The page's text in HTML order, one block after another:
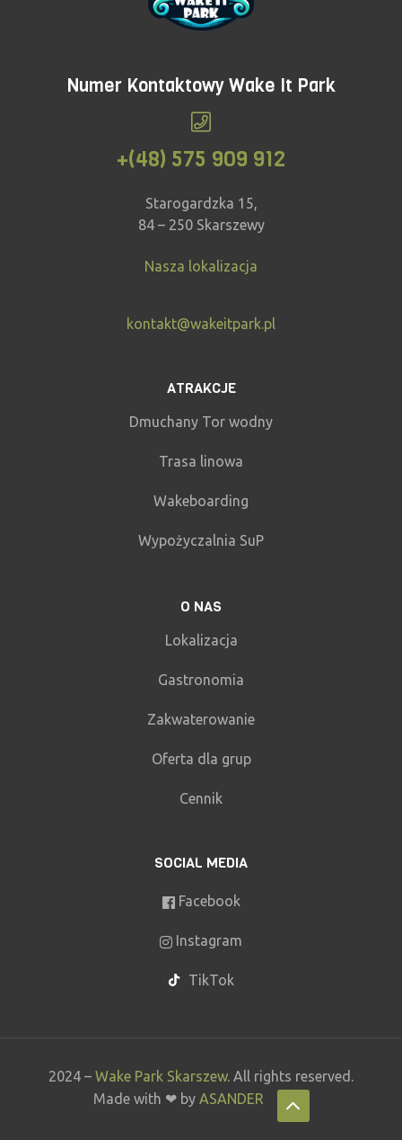
Numer Kontaktowy Wake It Park
+(48) 575 909 912
Starogardzka 15,
84 – 250 Skarszewy
Nasza lokalizacja
kontakt@wakeitpark.pl
ATRAKCJE
Dmuchany Tor wodny
Trasa linowa
Wakeboarding
Wypożyczalnia SuP
O NAS
Lokalizacja
Gastronomia
Zakwaterowanie
Oferta dla grup
Cennik
SOCIAL MEDIA
Facebook
Instagram
TikTok
2024 – Wake Park Skarszew. All rights reserved.
Made with ❤ by ASANDER